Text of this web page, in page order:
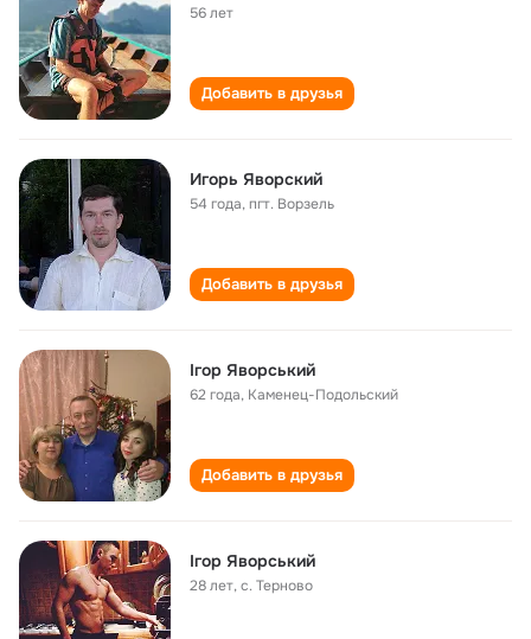
56 лет
Добавить в друзья
Игорь Яворский
54 года,пгт. Ворзель
Добавить в друзья
Ігор Яворський
62 года, Каменец-Подольский
Добавить в друзья
Ігор Яворський
28 лет,с. Терново